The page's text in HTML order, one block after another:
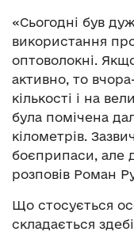
«Сьогодні був
використання
оптоволокні.
активно, то
кількості і на
була помічена
кілометрів.
боєприпаси, але
розповів Роман
Що стосується
складається